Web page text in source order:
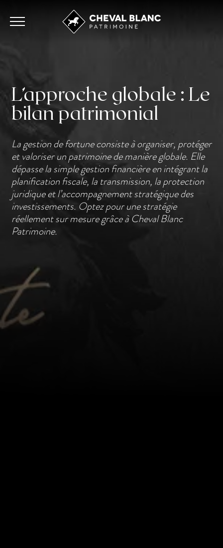
L’approche globale : Le
bilan patrimonial
La gestion de fortune consiste à organiser, protéger
et valoriser un patrimoine de manière globale. Elle
dépasse la simple gestion financière en intégrant la
planification fiscale, la transmission, la protection
juridique et l’accompagnement stratégique des
investissements. Optez pour une stratégie
réellement sur mesure grâce à Cheval Blanc
Patrimoine.